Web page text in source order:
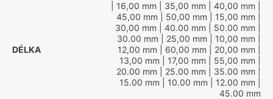
DÉLKA
| 16,00 mm | 35,00 mm | 40,00 mm
45,00 mm | 50,00 mm | 15,00 mm
30,00 mm | 40.00 mm | 50.00 mm
30.00 mm | 25,00 mm | 10,00 mm
12,00 mm | 60,00 mm | 20,00 mm
13,00 mm | 17,00 mm | 55,00 mm
20.00 mm | 25.00 mm | 35.00 mm
15.00 mm | 10.00 mm | 12.00 mm
45.00 mm